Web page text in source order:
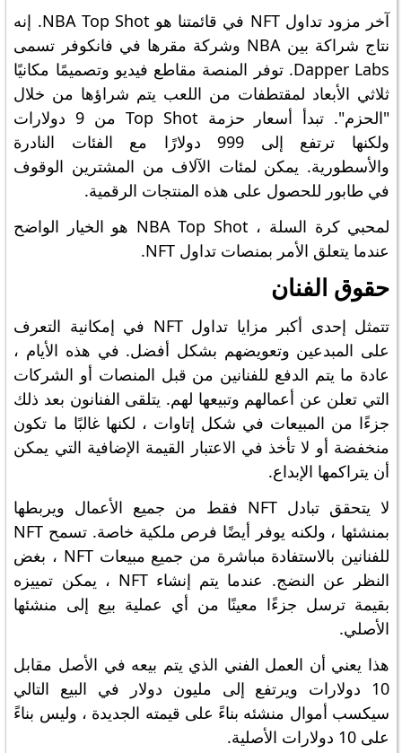
آخر مزود تداول NFT في قائمتنا هو NBA Top Shot. إنه
نتاج شراكة بين NBA وشركة مقرها في فانكوفر تسمى
Dapper Labs. توفر المنصة مقاطع فيديو وتصميمًا مكانيًا
ثلاثي الأبعاد لمقتطفات من اللعب يتم شراؤها من خلال
"الحزم". تبدأ أسعار حزمة Top Shot من 9 دولارات
ولكنها ترتفع إلى 999 دولارًا مع الفئات النادرة
والأسطورية. يمكن لمئات الآلاف من المشترين الوقوف
في طابور للحصول على هذه المنتجات الرقمية.
لمحبي كرة السلة ، NBA Top Shot هو الخيار الواضح
عندما يتعلق الأمر بمنصات تداول NFT.
حقوق الفنان
تتمثل إحدى أكبر مزايا تداول NFT في إمكانية التعرف
على المبدعين وتعويضهم بشكل أفضل. في هذه الأيام ،
عادة ما يتم الدفع للفنانين من قبل المنصات أو الشركات
التي تعلن عن أعمالهم وتبيعها لهم. يتلقى الفنانون بعد ذلك
جزءًا من المبيعات في شكل إتاوات ، لكنها غالبًا ما تكون
منخفضة أو لا تأخذ في الاعتبار القيمة الإضافية التي يمكن
أن يتراكمها الإبداع.
لا يتحقق تبادل NFT فقط من جميع الأعمال ويربطها
بمنشئها ، ولكنه يوفر أيضًا فرص ملكية خاصة. تسمح NFT
للفنانين بالاستفادة مباشرة من جميع مبيعات NFT ، بغض
النظر عن النضج. عندما يتم إنشاء NFT ، يمكن تمييزه
بقيمة ترسل جزءًا معينًا من أي عملية بيع إلى منشئها
الأصلي.
هذا يعني أن العمل الفني الذي يتم بيعه في الأصل مقابل
10 دولارات ويرتفع إلى مليون دولار في البيع التالي
سيكسب أموال منشئه بناءً على قيمته الجديدة ، وليس بناءً
على 10 دولارات الأصلية.